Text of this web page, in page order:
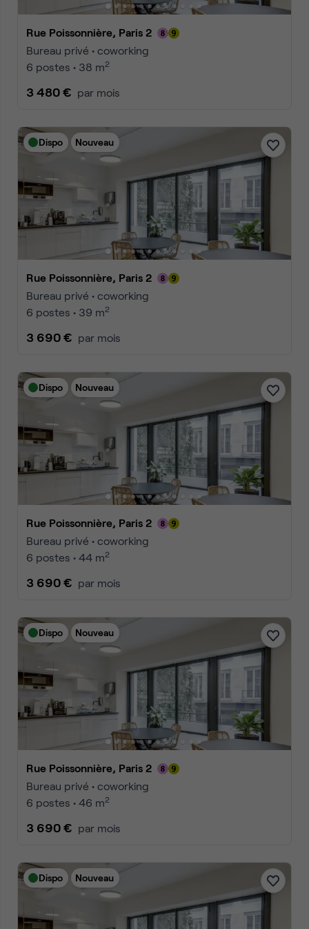
Rue Poissonnière, Paris 2
Bureau privé • coworking
6 postes • 38 m2
3 480 € par mois
Dispo Nouveau
Rue Poissonnière, Paris 2
Bureau privé • coworking
6 postes • 39 m2
3 690 € par mois
Dispo Nouveau
Rue Poissonnière, Paris 2
Bureau privé • coworking
6 postes • 44 m2
3 690 € par mois
Dispo Nouveau
Rue Poissonnière, Paris 2
Bureau privé • coworking
6 postes • 46 m2
3 690 € par mois
Dispo Nouveau